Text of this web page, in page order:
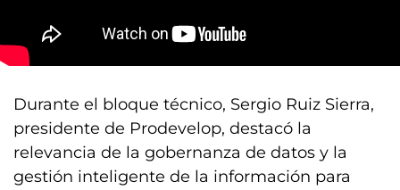
Durante el bloque técnico, Sergio Ruiz Sierra,
presidente de Prodevelop, destacó la
relevancia de la gobernanza de datos y la
gestión inteligente de la información para